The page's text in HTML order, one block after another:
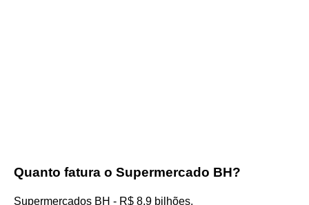
Quanto fatura o Supermercado BH?
Supermercados BH - R$ 8,9 bilhões.